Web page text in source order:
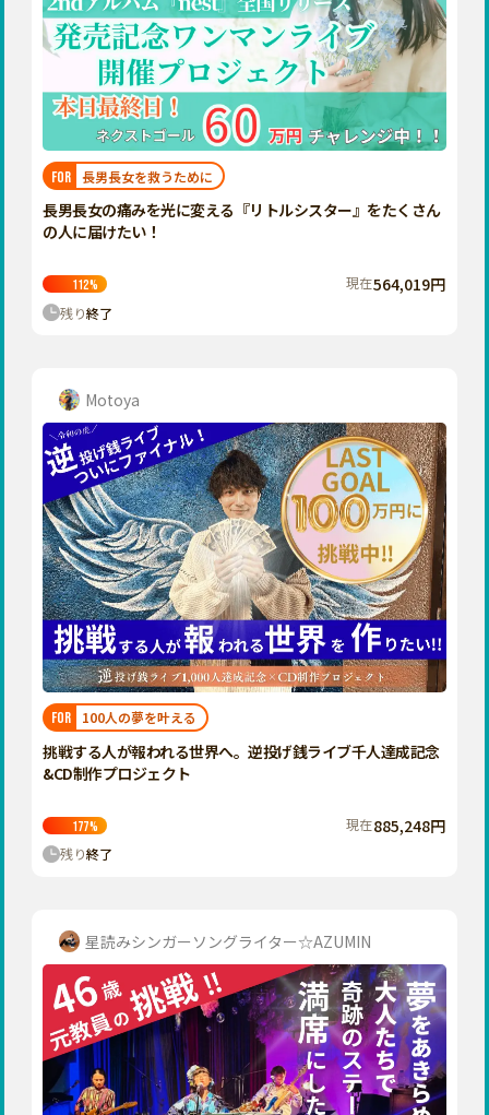
FOR 長男長女を救うために
長男長女の痛みを光に変える『リトルシスター』をたくさん
の人に届けたい！
112% 現在564,019円
残り終了
Motoya
FOR 100人の夢を叶える
挑戦する人が報われる世界へ。逆投げ銭ライブ千人達成記念
&CD制作プロジェクト
177% 現在885,248円
残り終了
星読みシンガーソングライター☆AZUMIN